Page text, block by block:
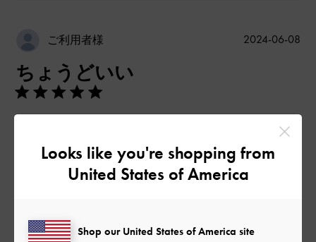
ご利用者様
ちょうどいい
たくさん入らないけど、
スーパー行くだけの時とかにちょうどいい
公
2024-06-08
Looks like you're shopping from
United States of America
Shop our United States of America site